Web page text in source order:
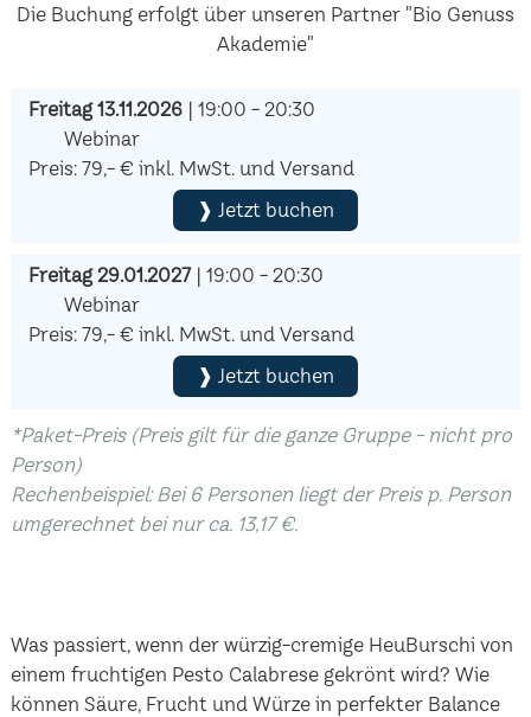
Die Buchung erfolgt über unseren Partner "Bio Genuss
Akademie"
Freitag 13.11.2026| 19:00 - 20:30
Webinar
Preis: 79,- € inkl. MwSt. und Versand
❱ Jetzt buchen
Freitag 29.01.2027| 19:00 - 20:30
Webinar
Preis: 79,- € inkl. MwSt. und Versand
❱ Jetzt buchen
*Paket-Preis (Preis gilt für die ganze Gruppe - nicht pro
Person)
Rechenbeispiel: Bei 6 Personen liegt der Preis p. Person
umgerechnet bei nur ca. 13,17 €.
Was passiert, wenn der würzig-cremige HeuBurschi von
einem fruchtigen Pesto Calabrese gekrönt wird? Wie
können Säure, Frucht und Würze in perfekter Balance